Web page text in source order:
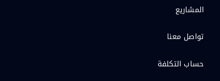
المشاريع
تواصل معنا
حساب التكلفة